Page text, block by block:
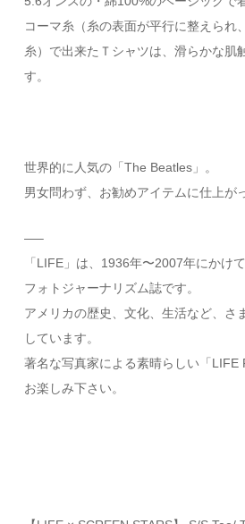
コーマ糸（糸の表面が平行に整えられ
糸）で出来たＴシャツは、滑らかな肌
す。
世界的に人気の「The Beatles」。
男女問わず、お勧めアイテムに仕上が
—–
「LIFE」は、1936年〜2007年にかけ
フォトジャーナリズム誌です。
アメリカの歴史、文化、生活など、さ
しています。
著名な写真家による素晴らしい「LIFE
お楽しみ下さい。